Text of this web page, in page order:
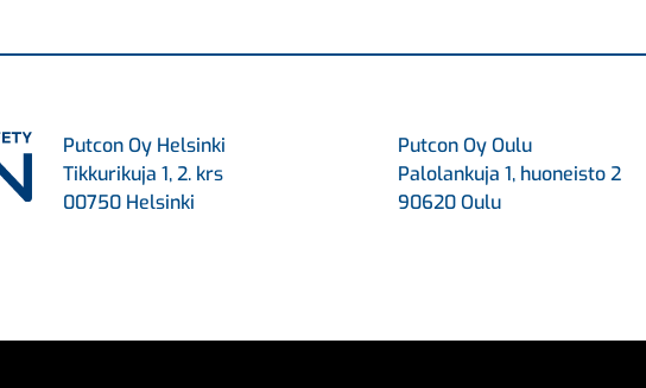
Putcon Oy Helsinki
Tikkurikuja 1, 2. krs
00750 Helsinki
Putcon Oy Oulu
Palolankuja 1, huoneisto 2
90620 Oulu